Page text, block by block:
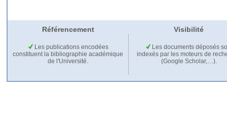
Référencement Visibilité
Les publications encodées
constituent la bibliographie académique
de l'Université.
Les documents déposés
indexés par les moteurs de
(Google Scholar,…).